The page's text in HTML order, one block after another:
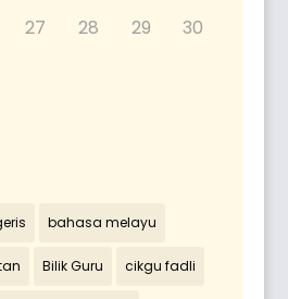
27 28 29
30
bahasa melayu
Bilik Guru cikgu fadli